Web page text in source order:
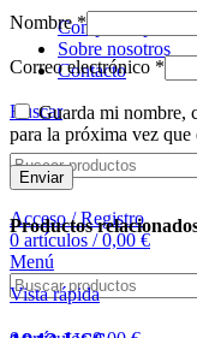
Comprar tapete
Sobre nosotros
Contacto
Buscar
Acceso / Registro
0 artículos / 0,00 €
Menú
Nombre*
Correo electrónico *
Guarda mi nombre,
para la próxima vez que
Productos
Vista rápida